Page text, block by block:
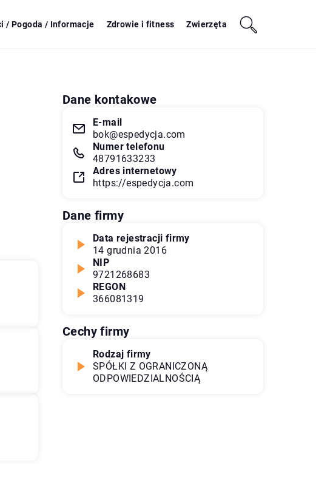
/ Pogoda / Informacje Zdrowie i fitness Zwierzęta
Dane kontakowe
E-mail
bok@espedycja.com
Numer telefonu
48791633233
Adres internetowy
https://espedycja.com
Dane firmy
Data rejestracji firmy
14 grudnia 2016
NIP
9721268683
REGON
366081319
Cechy firmy
Rodzaj firmy
SPÓŁKI Z OGRANICZONĄ
ODPOWIEDZIALNOŚCIĄ